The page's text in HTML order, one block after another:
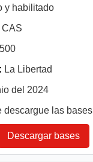
y habilitado
CAS
La Libertad
del 2024
descargue las bases
Descargar bases